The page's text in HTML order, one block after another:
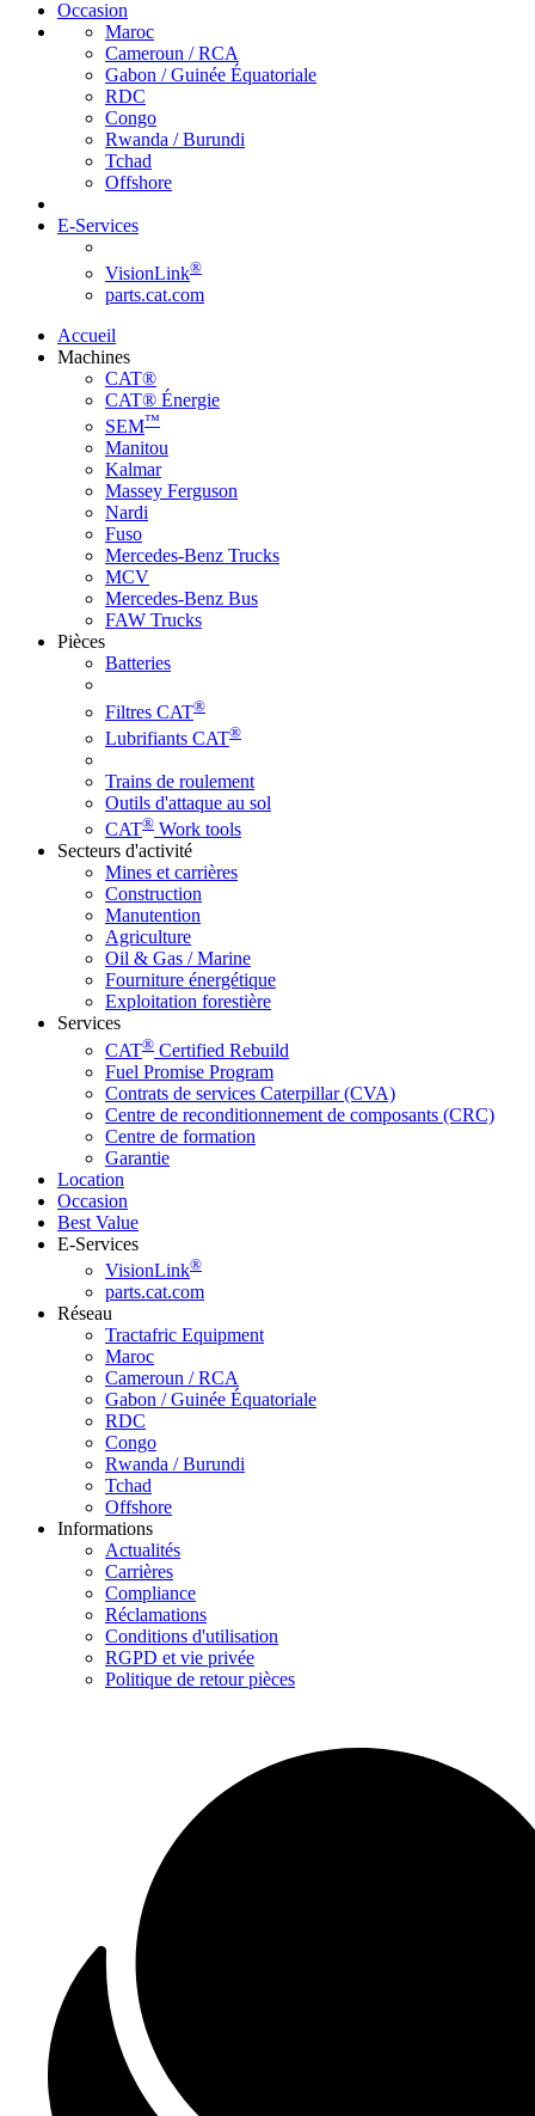
Occasion
Maroc
Cameroun / RCA
Gabon / Guinée Équatoriale
RDC
Congo
Rwanda / Burundi
Tchad
Offshore
E-Services
VisionLink®
parts.cat.com
Accueil
Machines
CAT®
CAT® Énergie
SEM™
Manitou
Kalmar
Massey Ferguson
Nardi
Fuso
Mercedes-Benz Trucks
MCV
Mercedes-Benz Bus
FAW Trucks
Pièces
Batteries
Filtres CAT®
Lubrifiants CAT®
Trains de roulement
Outils d'attaque au sol
CAT® Work tools
Secteurs d'activité
Mines et carrières
Construction
Manutention
Agriculture
Oil & Gas / Marine
Fourniture énergétique
Exploitation forestière
Services
CAT® Certified Rebuild
Fuel Promise Program
Contrats de services Caterpillar (CVA)
Centre de reconditionnement de composants (CRC)
Centre de formation
Garantie
Location
Occasion
Best Value
E-Services
VisionLink®
parts.cat.com
Réseau
Tractafric Equipment
Maroc
Cameroun / RCA
Gabon / Guinée Équatoriale
RDC
Congo
Rwanda / Burundi
Tchad
Offshore
Informations
Actualités
Carrières
Compliance
Réclamations
Conditions d'utilisation
RGPD et vie privée
Politique de retour pièces